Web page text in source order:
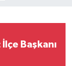
Başkanı